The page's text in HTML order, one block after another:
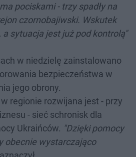
pociskami - trzy spadły na
czornobajiwski. Wskutek
a sytuacja jest już pod kontrolą"
w niedzielę zainstalowano
bezpieczeństwa w
jego obrony.
regionie rozwijana jest - przy
- sieć schronisk dla
Ukraińców. "Dzięki pomocy
obecnie wystarczająco